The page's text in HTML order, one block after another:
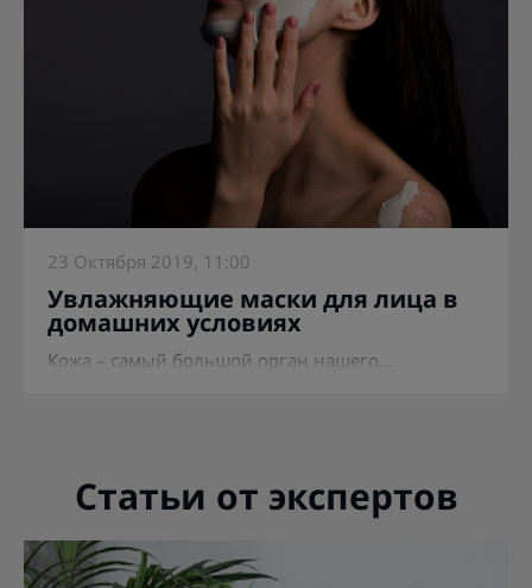
23 Октября 2019, 11:00
Увлажняющие маски для лица в
домашних условиях
Кожа – самый большой орган нашего...
Статьи от экспертов